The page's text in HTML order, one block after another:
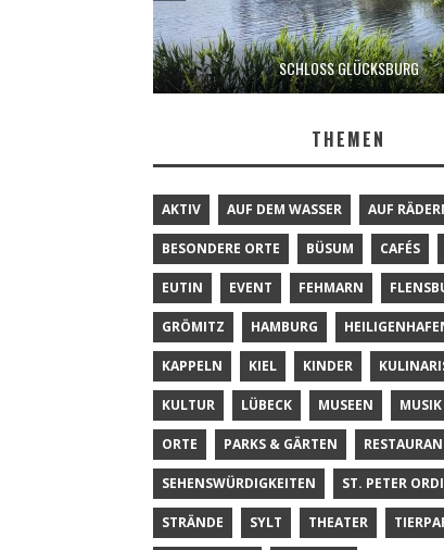
SCHLOSS GLÜCKSBURG
THEMEN
AKTIV AUF DEM WASSER AUF
BESONDERE ORTE BÜSUM CAFÉS
EUTIN EVENT FEHMARN
GRÖMITZ HAMBURG
KAPPELN KIEL KINDER
KULTUR LÜBECK MUSEEN MUSIK
ORTE PARKS & GÄRTEN
SEHENSWÜRDIGKEITEN ST. PETER
STRÄNDE SYLT THEATER